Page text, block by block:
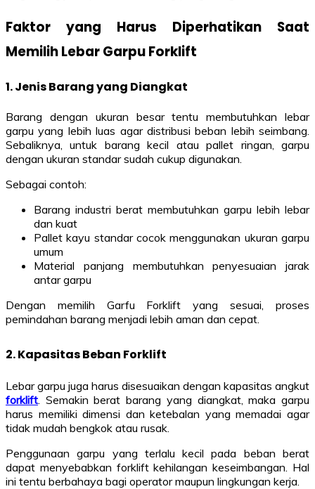
Faktor yang Harus Diperhatikan Saat
Memilih Lebar Garpu Forklift
1. Jenis Barang yang Diangkat
Barang dengan ukuran besar tentu membutuhkan lebar
garpu yang lebih luas agar distribusi beban lebih seimbang.
Sebaliknya, untuk barang kecil atau pallet ringan, garpu
dengan ukuran standar sudah cukup digunakan.
Sebagai contoh:
Barang industri berat membutuhkan garpu lebih lebar
dan kuat
Pallet kayu standar cocok menggunakan ukuran garpu
umum
Material panjang membutuhkan penyesuaian jarak
antar garpu
Dengan memilih Garfu Forklift yang sesuai, proses
pemindahan barang menjadi lebih aman dan cepat.
2. Kapasitas Beban Forklift
Lebar garpu juga harus disesuaikan dengan kapasitas angkut
forklift . Semakin berat barang yang diangkat, maka garpu
harus memiliki dimensi dan ketebalan yang memadai agar
tidak mudah bengkok atau rusak.
Penggunaan garpu yang terlalu kecil pada beban berat
dapat menyebabkan forklift kehilangan keseimbangan. Hal
ini tentu berbahaya bagi operator maupun lingkungan kerja.